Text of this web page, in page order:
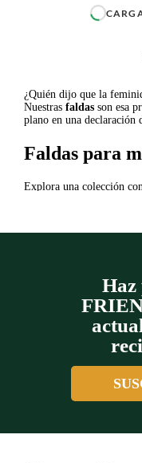
¿Quién dijo que la
Nuestras faldas son esa
plano en una declaración
Faldas para
Explora una colección
bordados de raquetas
En esta colección
hasta telas ligeras con
claves que
tus pedidos online con
Haz